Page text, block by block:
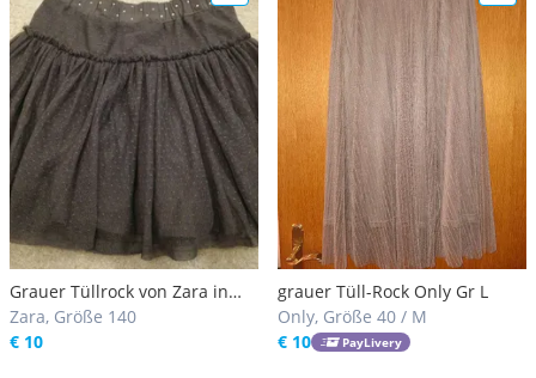
Grauer Tüllrock von Zara in
Größe 140
Zara, Größe 140
€ 10
grauer Tüll-Rock Only Gr L
Only, Größe 40 / M
€ 10
PayLivery